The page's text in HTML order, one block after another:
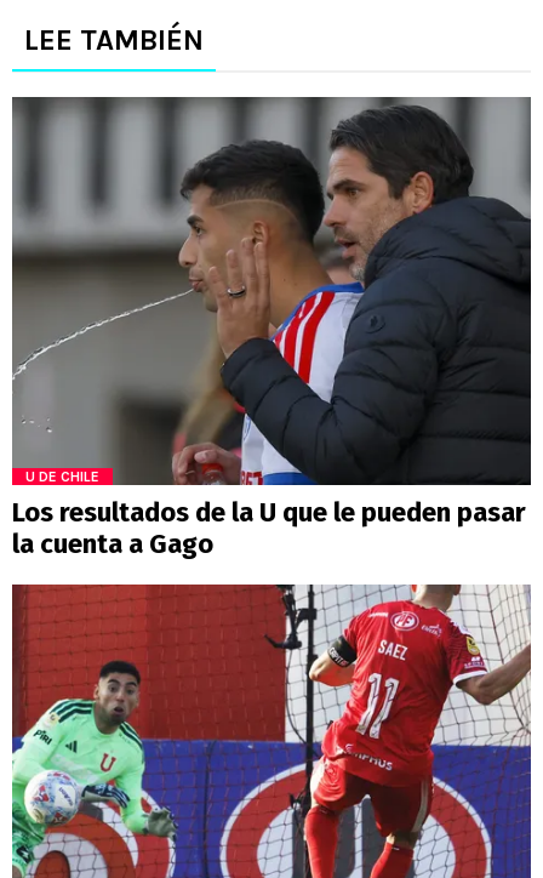
LEE TAMBIÉN
U DE CHILE
Los resultados de la U que le pueden pasar
la cuenta a Gago